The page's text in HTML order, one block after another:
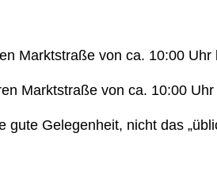
Marktstraße von ca. 10:00 Uhr
Marktstraße von ca. 10:00
gute Gelegenheit, nicht das